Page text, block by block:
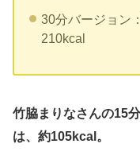
30分バージョン
210kcal
竹脇まりなさんの15
は、約105kcal。